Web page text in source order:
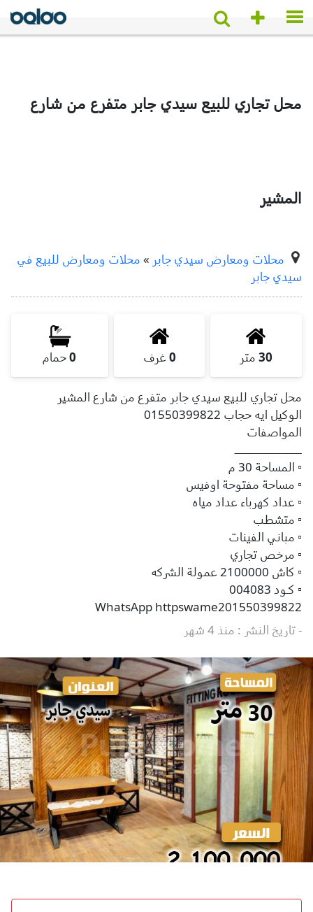
محل تجاري للبيع سيدي جابر متفرع من شارع
المشير
محلات ومعارض سيدي جابر » محلات ومعارض للبيع في
سيدي جابر
30 متر 0 غرف 0حمام
محل تجاري للبيع سيدي جابر متفرع من شارع المشير
الوكيل ايه حجاب 01550399822
المواصفات
ــــــــــــــــــــــــــــــــ
▫ المساحة 30 م
▫ مساحة مفتوحة اوفيس
▫ عداد كهرباء عداد مياه
▫ متشطب
▫ مباني الفينات
▫ مرخص تجاري
▫ كاش 2100000 عمولة الشركه
▫ كـود 004083
WhatsApp httpswame201550399822
- تاريخ النشر : منذ 4 شهر